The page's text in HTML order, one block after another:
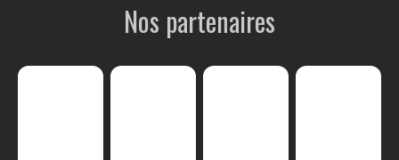
Nos partenaires